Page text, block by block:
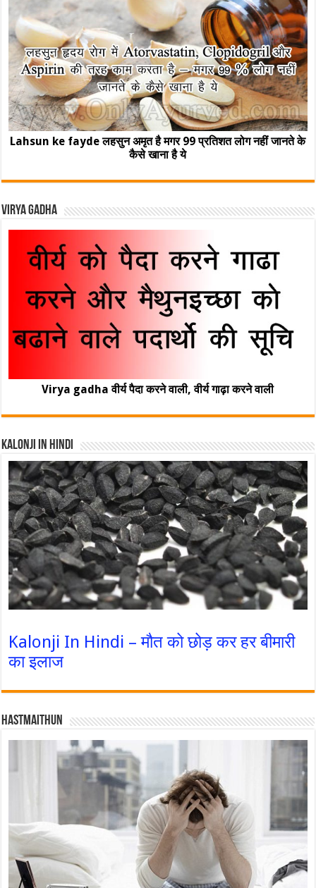
Lahsun ke fayde लहसुन अमृत है मगर 99 प्रतिशत लोग नहीं जानते के
कैसे खाना है ये
Virya Gadha
Virya gadha वीर्य पैदा करने वाली, वीर्य गाढ़ा करने वाली
Kalonji In Hindi
Kalonji In Hindi – मौत को छोड़ कर हर बीमारी
का इलाज
Hastmaithun